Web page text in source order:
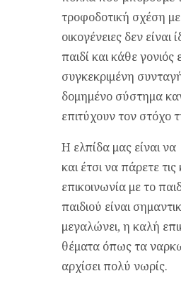
τροφοδοτική σχέση
οικογένειες δεν
παιδί και κάθε γονιός
συγκεκριμένη
δομημένο σύστημα
επιτύχουν τον στόχο
Η ελπίδα μας είναι
και έτσι να πάρετε
επικοινωνία με το
παιδιού είναι
μεγαλώνει, η καλή
θέματα όπως τα
αρχίσει πολύ νωρίς.